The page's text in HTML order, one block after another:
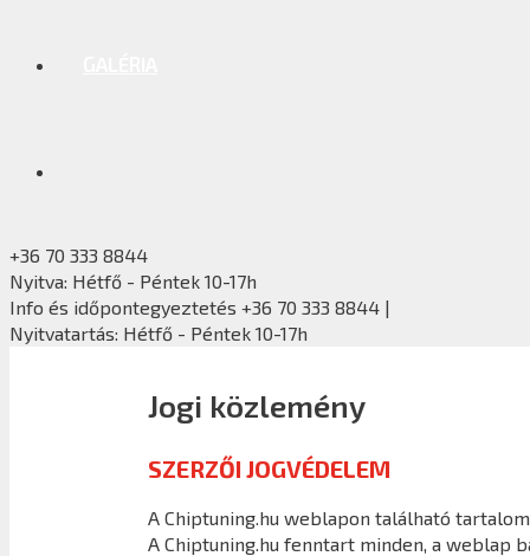
+36 70 333 8844
Nyitva: Hétfő - Péntek 10-17h
Info és időpontegyeztetés +36 70 333 8844 |
Nyitvatartás: Hétfő - Péntek 10-17h
Jogi közlemény
SZERZŐI JOGVÉDELEM
A Chiptuning.hu weblapon található
A Chiptuning.hu fenntart minden, a weblap